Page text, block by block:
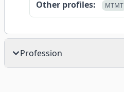
Other profiles: MTMT
Profession